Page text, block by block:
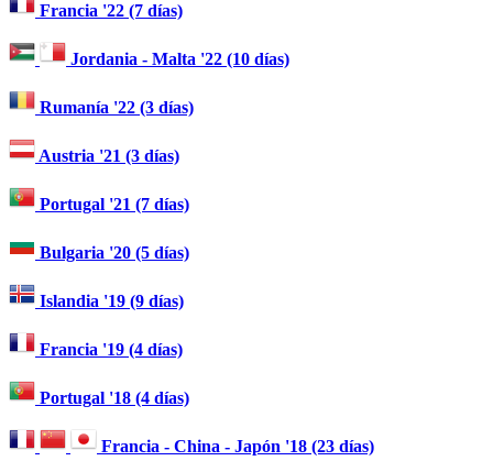
Francia '22 (7 días)
Jordania - Malta '22 (10 días)
Rumanía '22 (3 días)
Austria '21 (3 días)
Portugal '21 (7 días)
Bulgaria '20 (5 días)
Islandia '19 (9 días)
Francia '19 (4 días)
Portugal '18 (4 días)
Francia - China - Japón '18 (23 días)